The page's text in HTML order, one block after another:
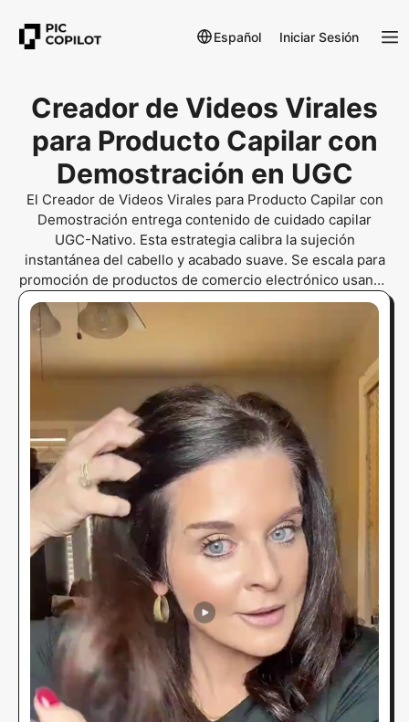
Español Iniciar Sesión
Creador de Videos Virales
para Producto Capilar con
Demostración en UGC
El Creador de Videos Virales para Producto Capilar con
Demostración entrega contenido de cuidado capilar
UGC-Nativo. Esta estrategia calibra la sujeción
instantánea del cabello y acabado suave. Se escala para
promoción de productos de comercio electrónico usando
entorno doméstico y luz natural interior cálida. El video
emplea una brecha de curiosidad para captar atención en
los primeros 3 segundos.